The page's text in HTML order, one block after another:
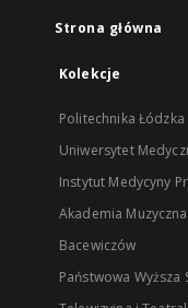
Strona główna
Kolekcje
Politechnika Łódzka
Uniwersytet
Instytut Medycyny
Akademia
Bacewiczów
Państwowa Wyższa